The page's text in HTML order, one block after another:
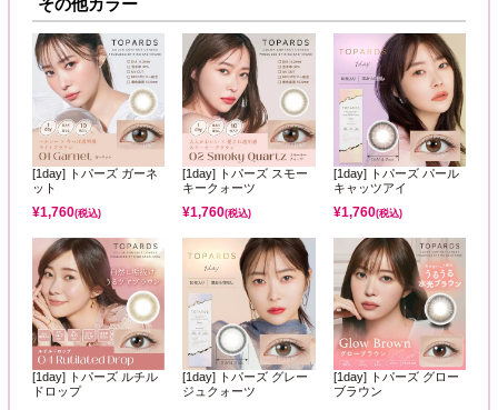
その他カラー
[1day] トパーズ ガーネ
ット
¥1,760(税込)
[1day] トパーズ スモー
キークォーツ
¥1,760(税込)
[1day] トパーズ パール
キャッツアイ
¥1,760(税込)
[1day] トパーズ ルチル
ドロップ
[1day] トパーズ グレー
ジュクォーツ
[1day] トパーズ グロー
ブラウン